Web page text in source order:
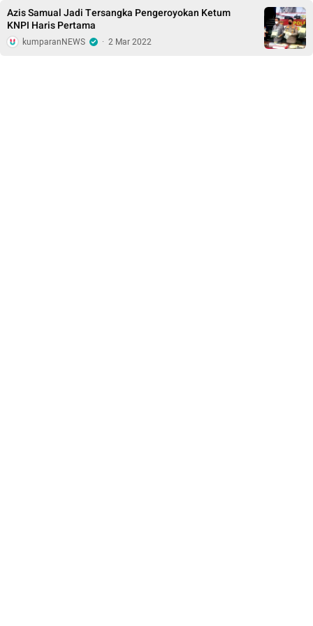
Azis Samual Jadi Tersangka Pengeroyokan Ketum
KNPI Haris Pertama
kumparanNEWS · 2 Mar 2022